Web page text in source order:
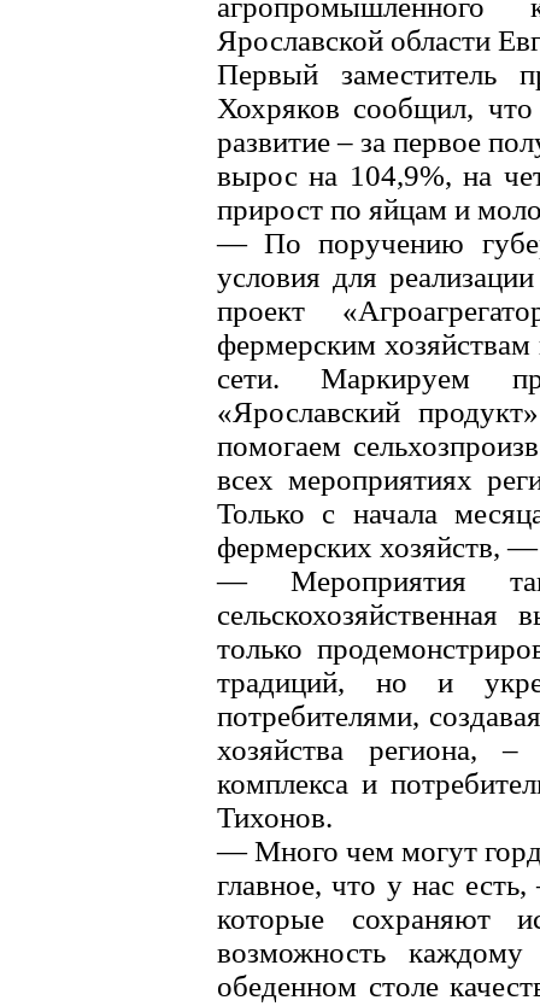
агропромышленного
Ярославской области
Первый заместитель
Хохряков сообщил, что
развитие – за первое
вырос на 104,9%, на
прирост по яйцам и
— По поручению
условия для
проект
фермерским
сети. Маркируем
«Ярославский
помогаем
всех мероприятиях
Только с начала
фермерских хозяйств,
— Мероприятия
только
традиций, но и
потребителями,
хозяйства региона, –
комплекса и
Тихонов.
— Много чем могут
главное, что у нас
которые сохраняют
возможность
обеденном столе